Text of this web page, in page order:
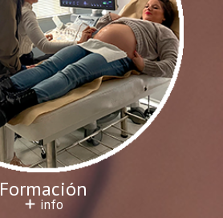
Formación
info